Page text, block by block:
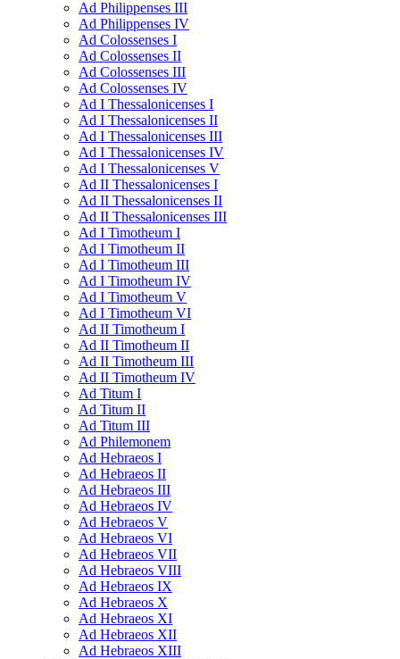
Ad Philippenses III
Ad Philippenses IV
Ad Colossenses I
Ad Colossenses II
Ad Colossenses III
Ad Colossenses IV
Ad I Thessalonicenses I
Ad I Thessalonicenses II
Ad I Thessalonicenses III
Ad I Thessalonicenses IV
Ad I Thessalonicenses V
Ad II Thessalonicenses I
Ad II Thessalonicenses II
Ad II Thessalonicenses III
Ad I Timotheum I
Ad I Timotheum II
Ad I Timotheum III
Ad I Timotheum IV
Ad I Timotheum V
Ad I Timotheum VI
Ad II Timotheum I
Ad II Timotheum II
Ad II Timotheum III
Ad II Timotheum IV
Ad Titum I
Ad Titum II
Ad Titum III
Ad Philemonem
Ad Hebraeos I
Ad Hebraeos II
Ad Hebraeos III
Ad Hebraeos IV
Ad Hebraeos V
Ad Hebraeos VI
Ad Hebraeos VII
Ad Hebraeos VIII
Ad Hebraeos IX
Ad Hebraeos X
Ad Hebraeos XI
Ad Hebraeos XII
Ad Hebraeos XIII